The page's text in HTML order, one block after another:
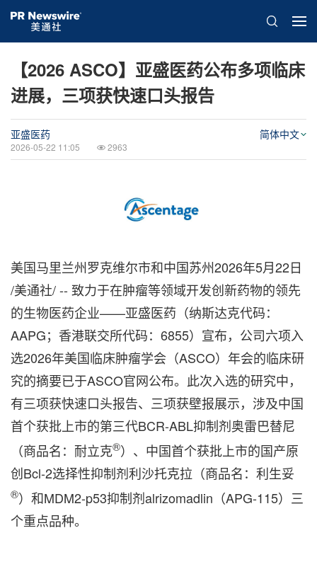
【2026 ASCO】亚盛医药公布多项临床
进展，三项获快速口头报告
亚盛医药
2026-05-22 11:05 2963
简体中文
美国马里兰州罗克维尔市和中国苏州2026年5月22日
/美通社/ -- 致力于在肿瘤等领域开发创新药物的领先
的生物医药企业——亚盛医药（纳斯达克代码：
AAPG；香港联交所代码：6855）宣布，公司六项入
选2026年美国临床肿瘤学会（ASCO）年会的临床研
究的摘要已于ASCO官网公布。此次入选的研究中，
有三项获快速口头报告、三项获壁报展示，涉及中国
首个获批上市的第三代BCR-ABL抑制剂奥雷巴替尼
（商品名：耐立克®）、中国首个获批上市的国产原
创Bcl-2选择性抑制剂利沙托克拉（商品名：利生妥
®）和MDM2-p53抑制剂alrizomadlin（APG-115）三
个重点品种。